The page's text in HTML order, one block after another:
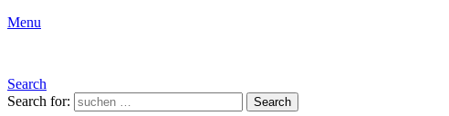
Menu
Search
Search for:
Search